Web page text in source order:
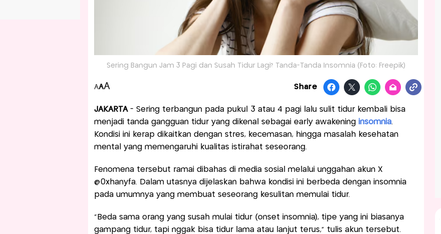
Sering Bangun Jam 3 Pagi dan Susah Tidur Lagi? Tanda-Tanda Insomnia (Foto: Freepik)
AAA Share
JAKARTA- Sering terbangun pada pukul 3 atau 4 pagi lalu sulit tidur kembali bisa
menjadi tanda gangguan tidur yang dikenal sebagai early awakening insomnia.
Kondisi ini kerap dikaitkan dengan stres, kecemasan, hingga masalah kesehatan
mental yang memengaruhi kualitas istirahat seseorang.
Fenomena tersebut ramai dibahas di media sosial melalui unggahan akun X
@0xhanyfa. Dalam utasnya dijelaskan bahwa kondisi ini berbeda dengan insomnia
pada umumnya yang membuat seseorang kesulitan memulai tidur.
“Beda sama orang yang susah mulai tidur (onset insomnia), tipe yang ini biasanya
gampang tidur, tapi nggak bisa tidur lama atau lanjut terus,” tulis akun tersebut.